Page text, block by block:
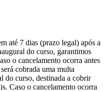
até 7 dias (prazo legal) após a
do curso, garantimos
o cancelamento ocorra antes
cobrada uma multa
do curso, destinada a cobrir
Caso o cancelamento ocorra